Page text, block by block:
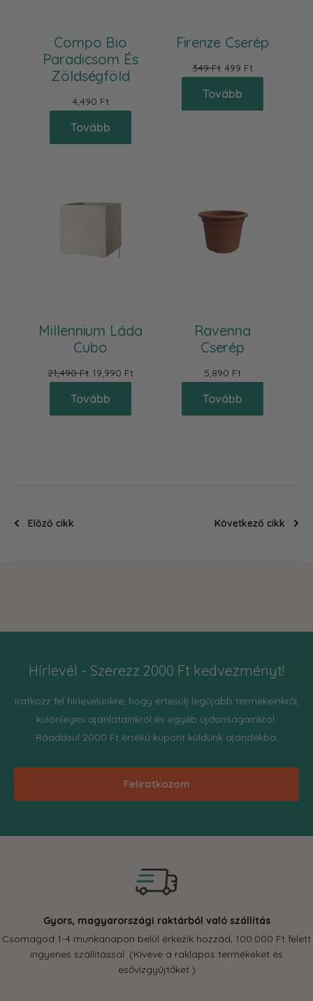
Compo Bio
Paradicsom És
Zöldségföld
4,490 Ft
Tovább
Firenze Cserép
349 Ft 499 Ft
Tovább
Millennium Láda
Cubo
21,490 Ft 19,990 Ft
Tovább
Ravenna
Cserép
5,890 Ft
Tovább
Előző cikk Következő cikk
Hírlevél - Szerezz 2000 Ft kedvezményt!
Iratkozz fel hírlevelünkre, hogy értesülj legújabb termékeinkről,
különleges ajánlatainkról és egyéb újdonságainkról.
Ráadásul 2000 Ft értékű kupont küldünk ajándékba.
Feliratkozom
Gyors, magyarországi raktárból való szállítás
Csomagod 1-4 munkanapon belül érkezik hozzád, 100.000 Ft felett
ingyenes szállítással. (Kivéve a raklapos termékeket és
esővízgyűjtőket.)